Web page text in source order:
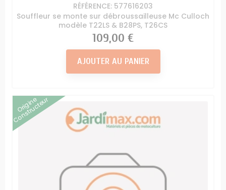
RÉFÉRENCE: 577616203
Souffleur se monte sur débroussailleuse Mc Culloch
modèle T22LS & B28PS, T26CS
Prix
109,00 €
AJOUTER AU PANIER
Origine
Constructeur